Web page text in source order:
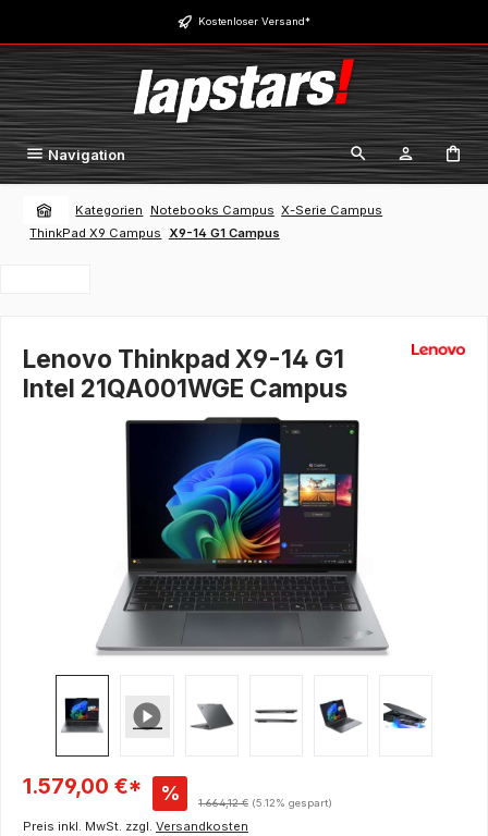
Zum Hauptinhalt springen Kostenloser Versand*
Navigation
Kategorien Notebooks Campus X-Serie Campus
ThinkPad X9 Campus
X9-14 G1 Campus
Lenovo Thinkpad X9-14 G1
Intel 21QA001WGE Campus
Bildergalerie überspringen
Verkaufspreis:
1.579,00 €* % Regulärer Preis:
1.664,12 € (5.12% gespart)
Preis inkl. MwSt. zzgl. Versandkosten